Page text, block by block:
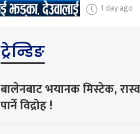
1 day ago
ट्रेन्डिङ
बालेनबाट भयानक मिस्टेक,
पार्ने विद्रोह !